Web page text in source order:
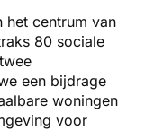
het centrum van
80 sociale
een bijdrage
woningen
voor